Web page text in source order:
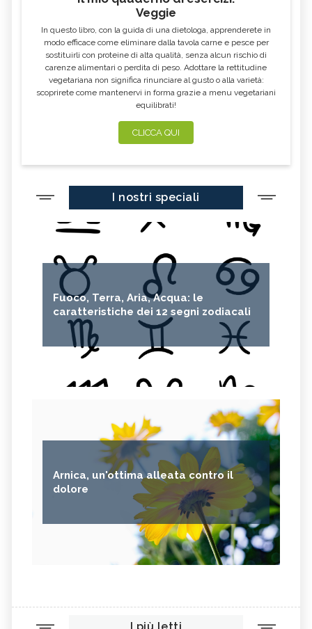
Veggie
In questo libro, con la guida di una dietologa, apprenderete in
modo efficace come eliminare dalla tavola carne e pesce per
sostituirli con proteine di alta qualità, senza alcun rischio di
carenze alimentari o perdita di peso. Adottare la rettitudine
vegetariana non significa rinunciare al gusto o alla varietà:
scoprirete come mantenervi in forma grazie a menu vegetariani
equilibrati!
CLICCA QUI
I nostri speciali
Fuoco, Terra, Aria, Acqua: le
caratteristiche dei 12 segni zodiacali
Arnica, un'ottima alleata contro il
dolore